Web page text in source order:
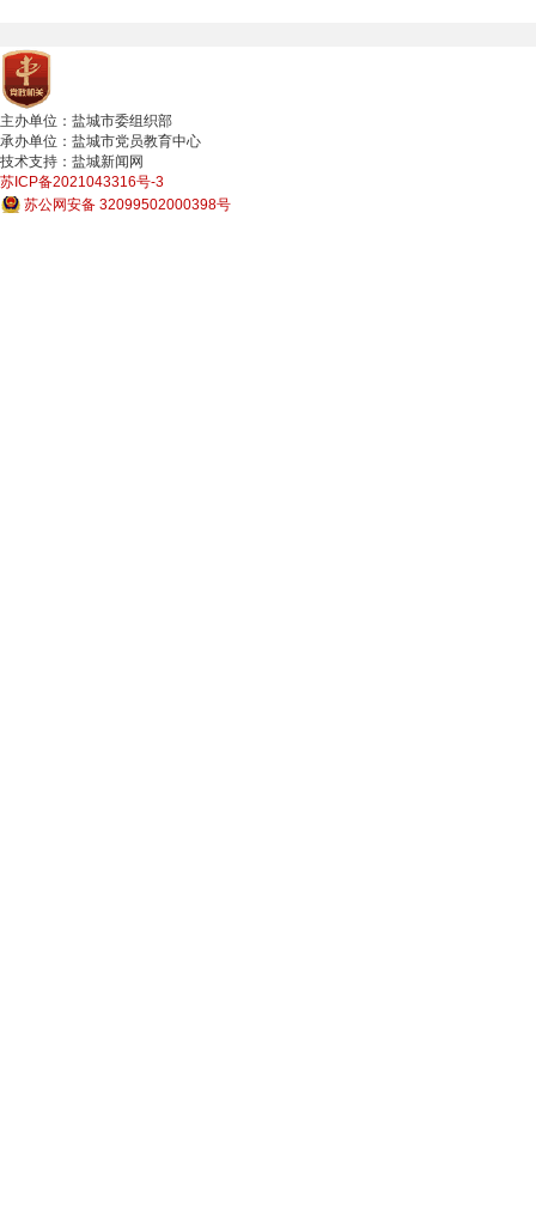
主办单位：盐城市委组织部
承办单位：盐城市党员教育中心
技术支持：盐城新闻网
苏ICP备2021043316号-3
苏公网安备 32099502000398号